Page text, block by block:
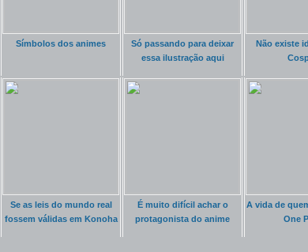
Símbolos dos animes
Só passando para deixar
essa ilustração aqui
Não existe
Se as leis do mundo real
fossem válidas em Konoha
É muito difícil achar o
protagonista do anime
A vida de
One